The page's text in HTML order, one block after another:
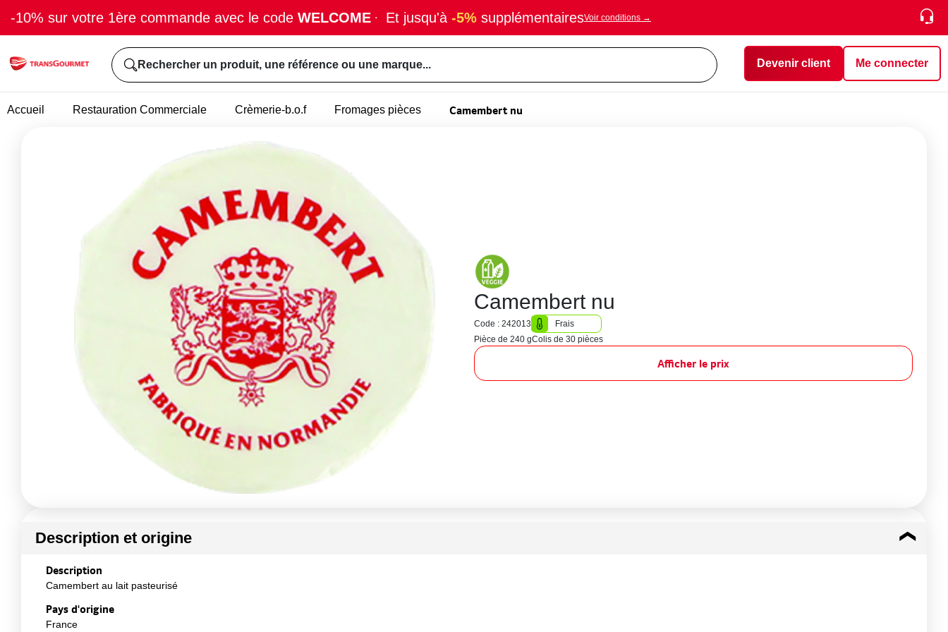
-10% sur votre 1ère commande avec le code WELCOME · Et jusqu'à -5% supplémentairesVoir conditions →
Rechercher un produit, une référence ou une marque... Devenir client Me connecter
Accueil Restauration Commerciale Crèmerie-b.o.f Fromages pièces Camembert nu
Camembert nu
Code : 242013
Frais
Pièce de 240 gColis de 30 pièces
Afficher le prix
Description et origine
Description
Camembert au lait pasteurisé
Pays d'origine
France